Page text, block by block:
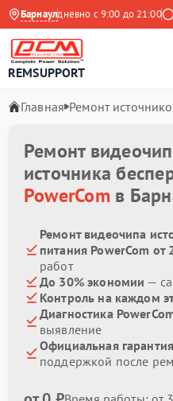
Барнаул
Ежедневно с 9:00 до 21:00
REMSUPPORT
Главная Ремонт
Ремонт
источника
PowerComв
Ремонт видеочипа
питания PowerCom от
работ
До 30% экономии —
Контроль на каждом
Диагностика
выявление
Официальная
поддержкой после